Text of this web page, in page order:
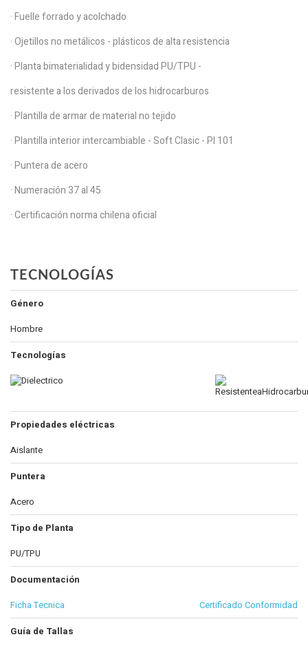
· Fuelle forrado y acolchado
· Ojetillos no metálicos - plásticos de alta resistencia
· Planta bimaterialidad y bidensidad PU/TPU -
resistente a los derivados de los hidrocarburos
· Plantilla de armar de material no tejido
· Plantilla interior intercambiable - Soft Clasic - PI 101
· Puntera de acero
· Numeración 37 al 45
· Certificación norma chilena oficial
TECNOLOGÍAS
Género
Hombre
Tecnologías
Propiedades eléctricas
Aislante
Puntera
Acero
Tipo de Planta
PU/TPU
Documentación
Ficha Tecnica
Certificado Conformidad
Guía de Tallas